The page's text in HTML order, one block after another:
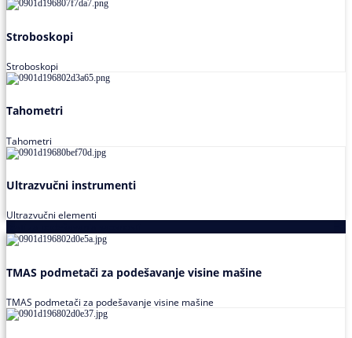
Stroboskopi
Stroboskopi
Tahometri
Tahometri
Ultrazvučni instrumenti
Ultrazvučni elementi
TMAS podmetači za podešavanje visine mašine
TMAS podmetači za podešavanje visine mašine